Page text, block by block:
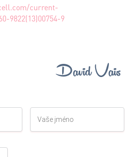
current-
9822(13)00754-9
David Vais